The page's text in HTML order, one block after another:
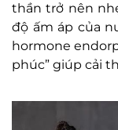
thần trở nên
độ ấm áp của
hormone
phúc” giúp cải